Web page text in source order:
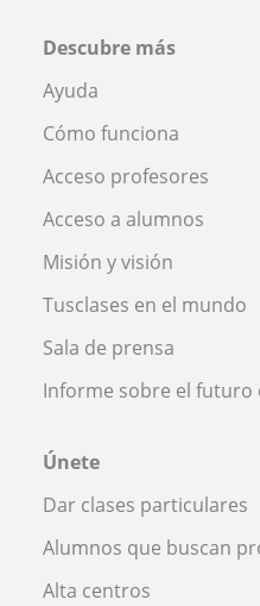
Descubre más
Ayuda
Cómo funciona
Acceso profesores
Acceso a alumnos
Misión y visión
Tusclases en el mundo
Sala de prensa
Informe sobre el futuro
Únete
Dar clases particulares
Alumnos que buscan
Alta centros